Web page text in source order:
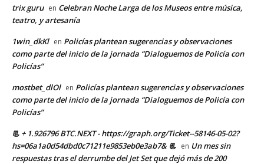
trix guru en Celebran Noche Larga de los Museos entre música,
teatro, y artesanía
1win_dkKl en Policías plantean sugerencias y observaciones
como parte del inicio de la jornada “Dialoguemos de Policía con
Policías”
mostbet_dlOl en Policías plantean sugerencias y observaciones
como parte del inicio de la jornada “Dialoguemos de Policía con
Policías”
📃 + 1.926796 BTC.NEXT - https://graph.org/Ticket--58146-05-02?
hs=06a1a0d54dbd0c71211e9853eb0e3ab7& 📃 en Un mes sin
respuestas tras el derrumbe del Jet Set que dejó más de 200